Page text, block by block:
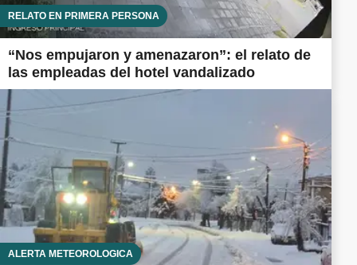
RELATO EN PRIMERA PERSONA
“Nos empujaron y amenazaron”: el relato de
las empleadas del hotel vandalizado
ALERTA METEOROLÓGICA